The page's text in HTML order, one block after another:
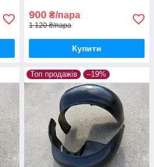
900 ₴/пара
1 120 ₴/пара
Купити
Топ продажів –19%